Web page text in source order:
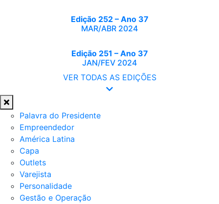
Edição 252 – Ano 37
MAR/ABR 2024
Edição 251 – Ano 37
JAN/FEV 2024
VER TODAS AS EDIÇÕES
Palavra do Presidente
Empreendedor
América Latina
Capa
Outlets
Varejista
Personalidade
Gestão e Operação